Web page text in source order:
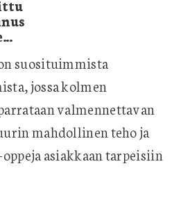
suosituimmista
jossa kolmen
valmennettavan
mahdollinen teho ja
asiakkaan tarpeisiin